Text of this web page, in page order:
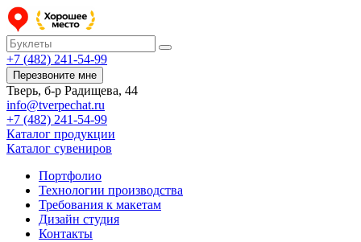
+7 (482) 241-54-99
Перезвоните мне
Тверь, б-р Радищева, 44
info@tverpechat.ru
+7 (482) 241-54-99
Каталог продукции
Каталог сувениров
Портфолио
Технологии производства
Требования к макетам
Дизайн студия
Контакты